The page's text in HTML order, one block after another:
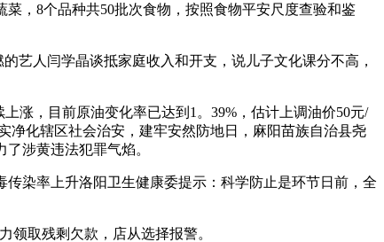
，8个品种共50批次食物，按照食物平安尺度查验和鉴
人闫学晶谈抵家庭收入和开支，说儿子文化课分不高，
涨，目前原油变化率已达到1。39%，估计上调油价50元/
净化辖区社会治安，建牢安然防地日，麻阳苗族自治县尧
涉黄违法犯罪气焰。
染率上升洛阳卫生健康委提示：科学防止是环节日前，全
取残剩欠款，店从选择报警。